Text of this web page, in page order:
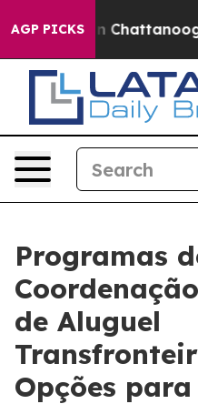
AGP PICKSin Chattanooga.
Programas
de Aluguel
Opções